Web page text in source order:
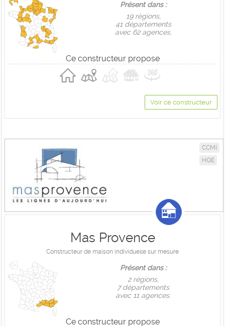
Présent dans :
19 règions,
41 départements
avec 62 agences.
Ce constructeur propose
Voir ce constructeur
CCMI
HQE
Mas Provence
Constructeur de maison individuelle sur mesure
Présent dans :
2 règions,
7 départements
avec 11 agences.
Ce constructeur propose